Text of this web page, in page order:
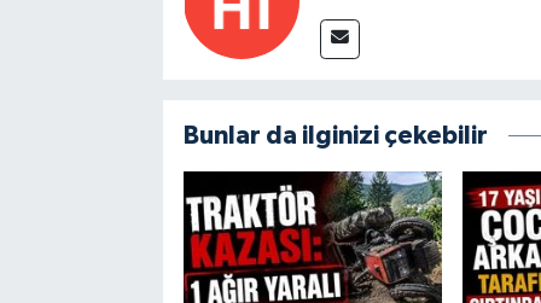
Bunlar da ilginizi çekebilir